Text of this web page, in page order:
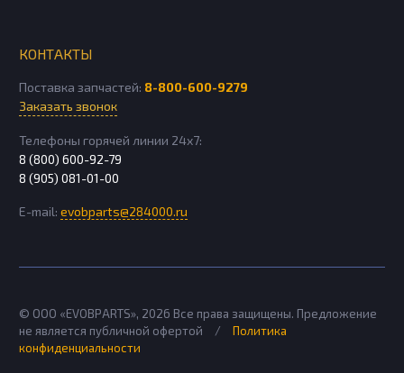
КОНТАКТЫ
Поставка запчастей: 8-800-600-9279
Заказать звонок
Телефоны горячей линии 24х7:
8 (800) 600-92-79
8 (905) 081-01-00
E-mail: evobparts@284000.ru
© ООО «EVOBPARTS», 2026 Все права защищены. Предложение
не является публичной офертой
/
Политика
конфиденциальности